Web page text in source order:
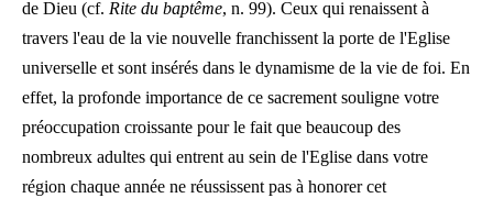
de Dieu (cf. Rite du baptême, n. 99). Ceux qui renaissent à
travers l'eau de la vie nouvelle franchissent la porte de l'Eglise
universelle et sont insérés dans le dynamisme de la vie de foi. En
effet, la profonde importance de ce sacrement souligne votre
préoccupation croissante pour le fait que beaucoup des
nombreux adultes qui entrent au sein de l'Eglise dans votre
région chaque année ne réussissent pas à honorer cet